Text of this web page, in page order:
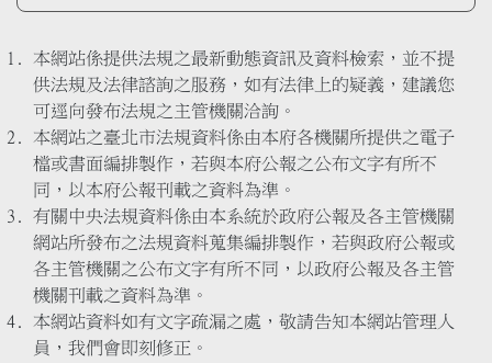
本網站係提供法規之最新動態資訊及資料檢索，並不提
供法規及法律諮詢之服務，如有法律上的疑義，建議您
可逕向發布法規之主管機關洽詢。
本網站之臺北市法規資料係由本府各機關所提供之電子
檔或書面編排製作，若與本府公報之公布文字有所不
同，以本府公報刊載之資料為準。
有關中央法規資料係由本系統於政府公報及各主管機關
網站所發布之法規資料蒐集編排製作，若與政府公報或
各主管機關之公布文字有所不同，以政府公報及各主管
機關刊載之資料為準。
本網站資料如有文字疏漏之處，敬請告知本網站管理人
員，我們會即刻修正。